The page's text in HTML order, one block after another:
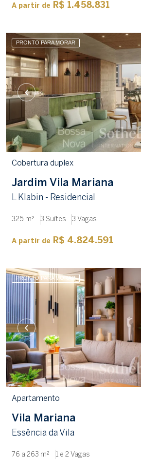
A partir de R$ 1.458.831
PRONTO PARA MORAR
Cobertura duplex
Jardim Vila Mariana
L Klabin - Residencial
325 m² 3 Suítes 3 Vagas
A partir de R$ 4.824.591
PRONTO PARA MORAR
Apartamento
Vila Mariana
Essência da Vila
76 a 263 m² 1 e 2 Vagas